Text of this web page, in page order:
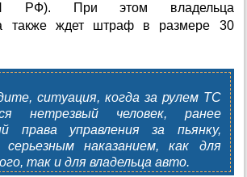
РФ). При этом владельца
также ждет штраф в размере 30
ситуация, когда за рулем ТС
нетрезвый человек, ранее
права управления за пьянку,
серьезным наказанием, как для
так и для владельца авто.